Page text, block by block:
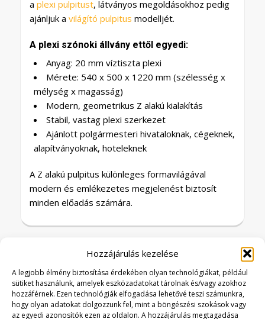
Hozzájárulás kezelése
A legjobb élmény biztosítása érdekében olyan technológiákat, például
sütiket használunk, amelyek eszközadatokat tárolnak és/vagy azokhoz
hozzáférnek. Ezen technológiák elfogadása lehetővé teszi számunkra,
hogy olyan adatokat dolgozzunk fel, mint a böngészési szokások vagy
az egyedi azonosítók ezen az oldalon. A hozzájárulás megtagadása
a plexi pulpitust, látványos megoldásokhoz pedig
ajánljuk a világító pulpitus modelljét.
A plexi szónoki állvány ettől egyedi:
Anyag: 20 mm víztiszta plexi
Mérete: 540 x 500 x 1220 mm (szélesség x
mélység x magasság)
Modern, geometrikus Z alakú kialakítás
Stabil, vastag plexi szerkezet
Ajánlott polgármesteri hivataloknak, cégeknek,
alapítványoknak, hoteleknek
A Z alakú pulpitus különleges formavilágával
modern és emlékezetes megjelenést biztosít
minden előadás számára.
Kapcsolódó termékek